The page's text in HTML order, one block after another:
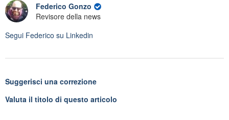
Federico Gonzo
Revisore della news
Segui Federico su Linkedin
Suggerisci una correzione
Valuta il titolo di questo articolo